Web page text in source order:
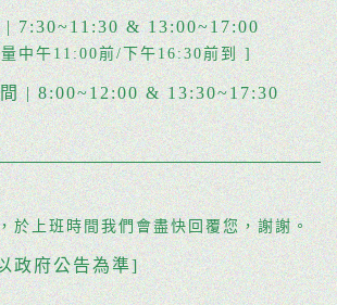
| 7:30~11:30 & 13:00~17:00
中午11:00前/下午16:30前到 ]
| 8:00~12:00 & 13:30~17:30
於上班時間我們會盡快回覆您，謝謝。
政府公告為準]